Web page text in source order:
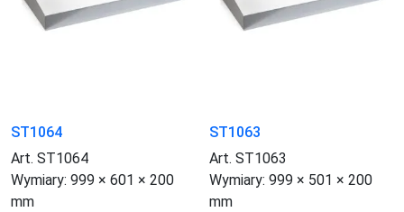
ST1064
Art. ST1064
Wymiary: 999 × 601 × 200
mm
ST1063
Art. ST1063
Wymiary:999 × 501 × 200
mm